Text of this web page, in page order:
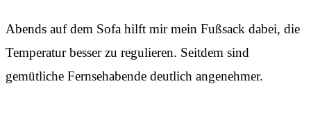
Abends auf dem Sofa hilft mir mein Fußsack dabei, die
Temperatur besser zu regulieren. Seitdem sind
gemütliche Fernsehabende deutlich angenehmer.